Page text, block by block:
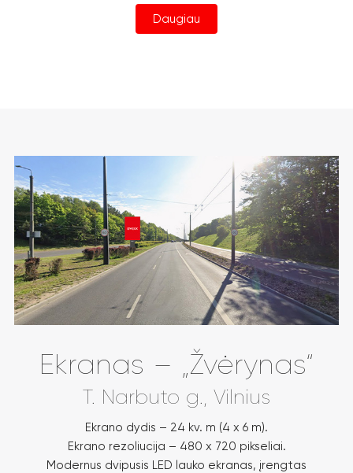
Daugiau
Ekranas – „Žvėrynas“
T. Narbuto g., Vilnius
Ekrano dydis – 24 kv. m (4 x 6 m).
Ekrano rezoliucija – 480 x 720 pikseliai.
Modernus dvipusis LED lauko ekranas, įrengtas